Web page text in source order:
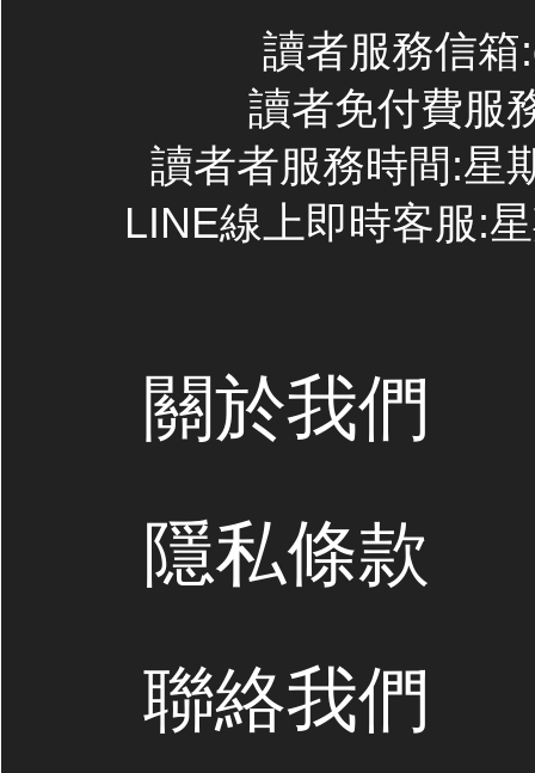
讀者服務信
讀者免付費服
讀者者服務時間:星
LINE線上即時客服:
關於我們
隱私條款
聯絡我們